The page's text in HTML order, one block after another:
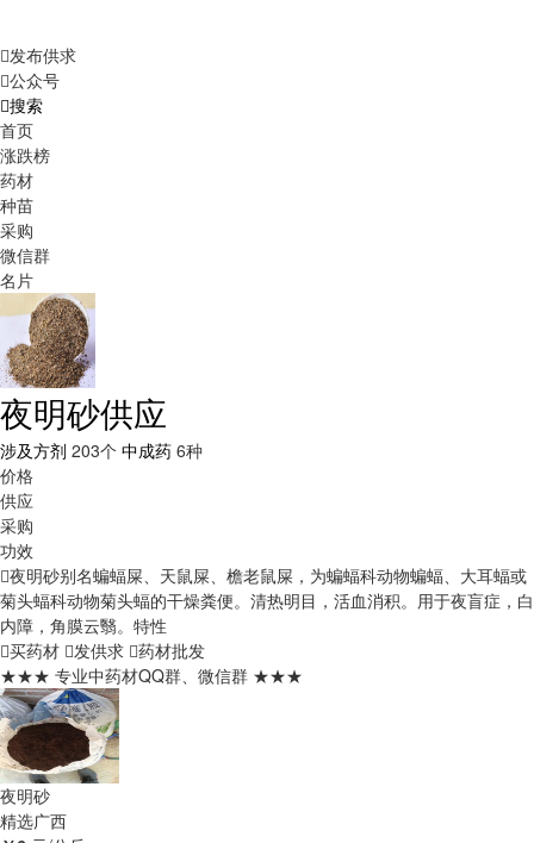
发布供求
公众号
搜索
首页
涨跌榜
药材
种苗
采购
微信群
名片
夜明砂供应
涉及方剂 203个 中成药 6种
价格
供应
采购
功效
夜明砂别名蝙蝠屎、天鼠屎、檐老鼠屎，为蝙蝠科动物蝙蝠、大耳蝠或
菊头蝠科动物菊头蝠的干燥粪便。清热明目，活血消积。用于夜盲症，白
内障，角膜云翳。 特性
买药材 发供求 药材批发
★★★ 专业中药材QQ群、微信群 ★★★
夜明砂
精选广西